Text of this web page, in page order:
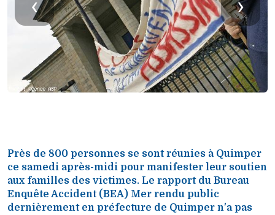
‹ ›
Près de 800 personnes se sont réunies à Quimper
ce samedi après-midi pour manifester leur soutien
aux familles des victimes. Le rapport du Bureau
Enquête Accident (BEA) Mer rendu public
dernièrement en préfecture de Quimper n'a pas